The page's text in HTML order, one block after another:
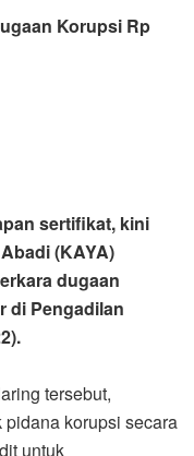
Korupsi Rp
sertifikat, kini
(KAYA)
dugaan
di Pengadilan
tersebut,
korupsi secara
untuk